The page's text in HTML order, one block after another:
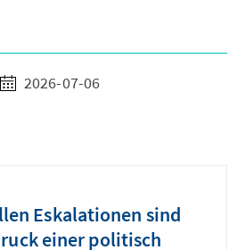
2026-07-06
Eskalationen sind
einer politisch